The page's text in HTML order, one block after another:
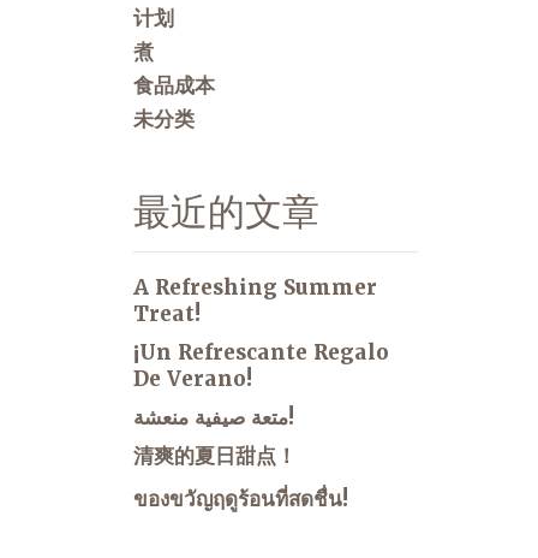
计划
煮
食品成本
未分类
最近的文章
A Refreshing Summer
Treat!
¡Un Refrescante Regalo
De Verano!
متعة صيفية منعشة!
清爽的夏日甜点！
ของขวัญฤดูร้อนที่สดชื่น!